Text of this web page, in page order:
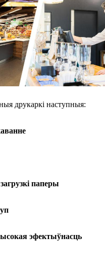
друкаркі наступныя:
паперы
эфектыўнасць